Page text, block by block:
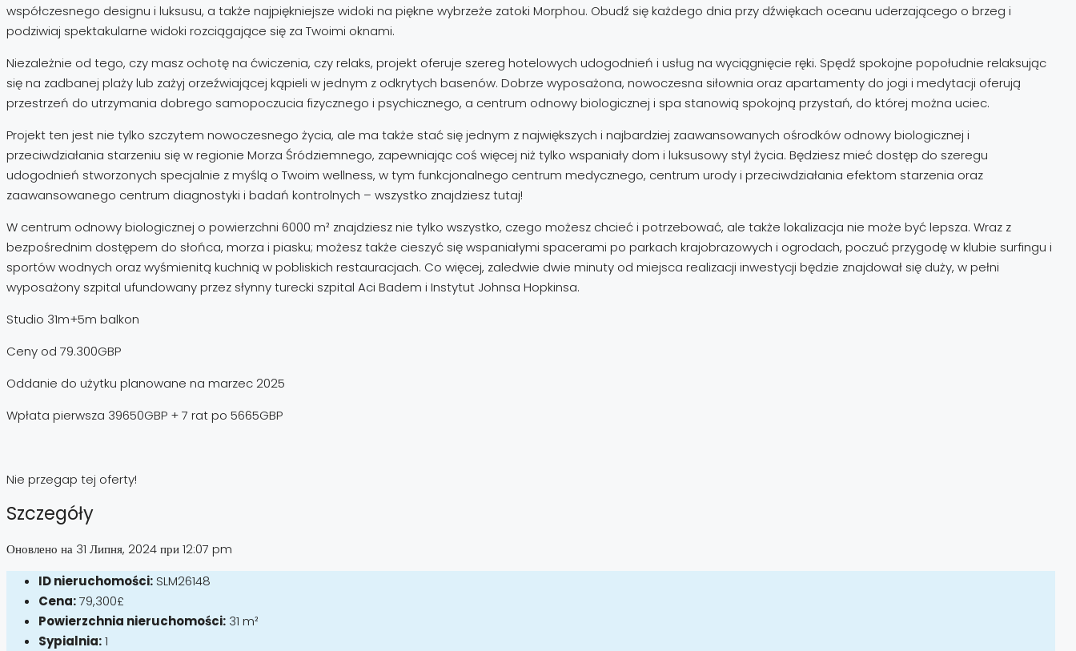
współczesnego designu i luksusu, a także najpiękniejsze widoki na piękne wybrzeże zatoki Morphou. Obudź się każdego dnia przy dźwiękach oceanu uderzającego o brzeg i
podziwiaj spektakularne widoki rozciągające się za Twoimi oknami.
Niezależnie od tego, czy masz ochotę na ćwiczenia, czy relaks, projekt oferuje szereg hotelowych udogodnień i usług na wyciągnięcie ręki. Spędź spokojne popołudnie relaksując
się na zadbanej plaży lub zażyj orzeźwiającej kąpieli w jednym z odkrytych basenów. Dobrze wyposażona, nowoczesna siłownia oraz apartamenty do jogi i medytacji oferują
przestrzeń do utrzymania dobrego samopoczucia fizycznego i psychicznego, a centrum odnowy biologicznej i spa stanowią spokojną przystań, do której można uciec.
Projekt ten jest nie tylko szczytem nowoczesnego życia, ale ma także stać się jednym z największych i najbardziej zaawansowanych ośrodków odnowy biologicznej i
przeciwdziałania starzeniu się w regionie Morza Śródziemnego, zapewniając coś więcej niż tylko wspaniały dom i luksusowy styl życia. Będziesz mieć dostęp do szeregu
udogodnień stworzonych specjalnie z myślą o Twoim wellness, w tym funkcjonalnego centrum medycznego, centrum urody i przeciwdziałania efektom starzenia oraz
zaawansowanego centrum diagnostyki i badań kontrolnych – wszystko znajdziesz tutaj!
W centrum odnowy biologicznej o powierzchni 6000 m² znajdziesz nie tylko wszystko, czego możesz chcieć i potrzebować, ale także lokalizacja nie może być lepsza. Wraz z
bezpośrednim dostępem do słońca, morza i piasku; możesz także cieszyć się wspaniałymi spacerami po parkach krajobrazowych i ogrodach, poczuć przygodę w klubie surfingu i
sportów wodnych oraz wyśmienitą kuchnią w pobliskich restauracjach. Co więcej, zaledwie dwie minuty od miejsca realizacji inwestycji będzie znajdował się duży, w pełni
wyposażony szpital ufundowany przez słynny turecki szpital Aci Badem i Instytut Johnsa Hopkinsa.
Studio 31m+5m balkon
Ceny od 79.300GBP
Oddanie do użytku planowane na marzec 2025
Wpłata pierwsza 39650GBP + 7 rat po 5665GBP
Nie przegap tej oferty!
Szczegóły
Оновлено на 31 Липня, 2024 при 12:07 pm
ID nieruchomości: SLM26148
Cena:79,300£
Powierzchnia nieruchomości: 31 m²
Sypialnia:1